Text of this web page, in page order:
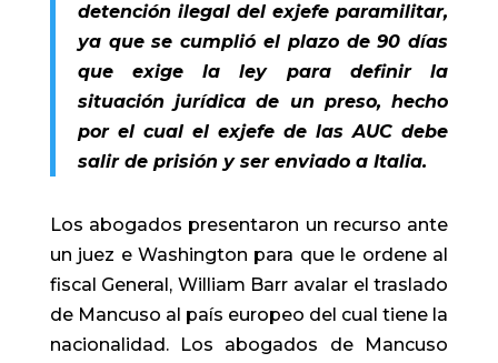
detención ilegal del exjefe paramilitar,
ya que se cumplió el plazo de 90 días
que exige la ley para definir la
situación jurídica de un preso, hecho
por el cual el exjefe de las AUC debe
salir de prisión y ser enviado a Italia.
Los abogados presentaron un recurso ante
un juez e Washington para que le ordene al
fiscal General, William Barr avalar el traslado
de Mancuso al país europeo del cual tiene la
nacionalidad. Los abogados de Mancuso